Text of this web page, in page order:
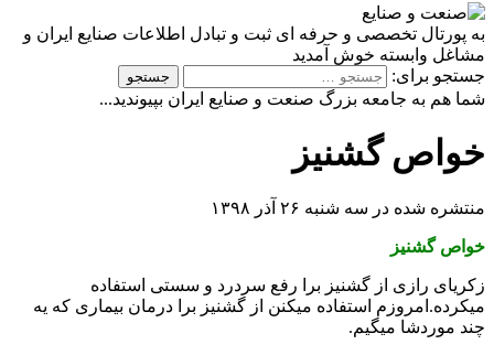
به پورتال تخصصی و حرفه ای ثبت و تبادل اطلاعات صنایع ایران و
مشاغل وابسته خوش آمدید
جستجو برای:
شما هم به جامعه بزرگ صنعت و صنایع ایران بپیوندید...
خواص گشنیز
منتشره شده در سه شنبه ۲۶ آذر ۱۳۹۸
خواص گشنیز
زکریای رازی از گشنیز برا رفع سردرد و سستی استفاده
میکرده.امروزم استفاده میکنن از گشنیز برا درمان بیماری که یه
چند موردشا میگیم.